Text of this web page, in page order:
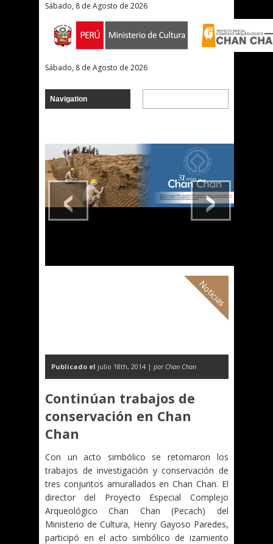
Sábado, 8 de Agosto de 2026
Sábado, 8 de Agosto de 2026
›
‹
Noticias
Publicado el julio 18th, 2014 | por Chan Chan
Continúan trabajos de
conservación en Chan
Chan
Con un acto simbólico se retomaron los
trabajos de investigación y conservación de
tres conjuntos amurallados en Chan Chan. El
director del Proyecto Especial Complejo
Arqueológico Chan Chan (Pecach) del
Ministerio de Cultura, Henry Gayoso Paredes,
participó en el acto simbólico de izamiento